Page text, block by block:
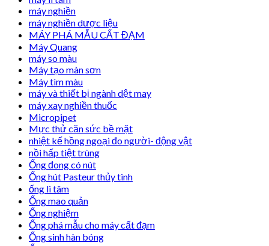
máy nghiền
máy nghiền dược liệu
MÁY PHÁ MẪU CẤT ĐẠM
Máy Quang
máy so màu
Máy tạo màn sơn
Máy tìm màu
máy và thiết bị ngành dệt may
máy xay nghiền thuốc
Micropipet
Mực thử căn sức bề mặt
nhiệt kế hồng ngoại đo người- động vật
nồi hấp tiệt trùng
Ống đong có nút
Ống hút Pasteur thủy tinh
ống li tâm
Ống mao quản
Ống nghiệm
Ống phá mẫu cho máy cất đạm
Ống sinh hàn bóng